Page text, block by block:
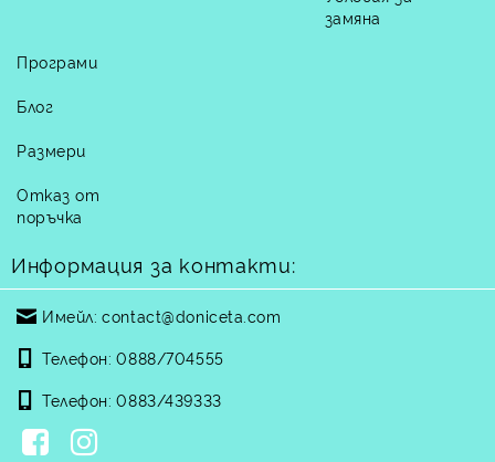
замяна
Програми
Блог
Размери
Отказ от
поръчка
Информация за контакти:
Имейл: contact@doniceta.com
Телефон: 0888/704555
Телефон: 0883/439333